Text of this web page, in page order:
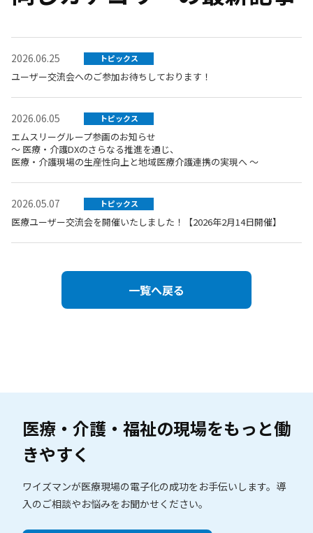
2026.06.25 トピックス
ユーザー交流会へのご参加お待ちしております！
2026.06.05 トピックス
エムスリーグループ参画のお知らせ
～ 医療・介護DXのさらなる推進を通じ、
医療・介護現場の生産性向上と地域医療介護連携の実現へ ～
2026.05.07 トピックス
医療ユーザー交流会を開催いたしました！【2026年2月14日開催】
一覧へ戻る
医療・介護・福祉の現場をもっと働
きやすく
ワイズマンが医療現場の電子化の成功をお手伝いします。 導
入のご相談やお悩みをお聞かせください。